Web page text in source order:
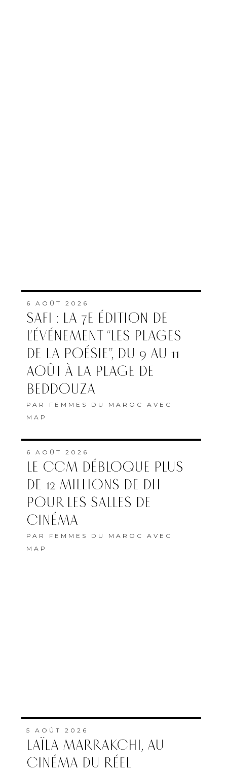
6 AOÛT 2026
SAFI : LA 7E ÉDITION DE
L’ÉVÉNEMENT “LES PLAGES
DE LA POÉSIE”, DU 9 AU 11
AOÛT À LA PLAGE DE
BEDDOUZA
PAR FEMMES DU MAROC AVEC
MAP
6 AOÛT 2026
LE CCM DÉBLOQUE PLUS
DE 12 MILLIONS DE DH
POUR LES SALLES DE
CINÉMA
PAR FEMMES DU MAROC AVEC
MAP
5 AOÛT 2026
LAÏLA MARRAKCHI, AU
CINÉMA DU RÉEL